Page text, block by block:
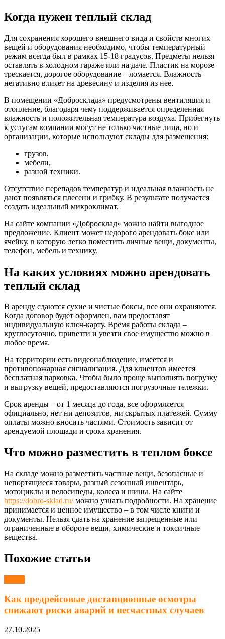
Когда нужен теплый склад
Для сохранения хорошего внешнего вида и свойств многих
вещей и оборудования необходимо, чтобы температурный
режим всегда был в рамках 15-18 градусов. Предметы нельзя
оставлять в холодном гараже или на даче. Пластик на морозе
трескается, дорогое оборудование – ломается. Влажность
негативно влияет на древесину и изделия из нее.
В помещении «Добросклада» предусмотрены вентиляция и
отопление, благодаря чему поддерживается определенная
влажность и положительная температура воздуха. Прибегнуть
к услугам компании могут не только частные лица, но и
организации, которые используют склады для размещения:
грузов,
мебели,
разной техники.
Отсутствие перепадов температур и идеальная влажность не
дают появляться плесени и грибку. В результате получается
создать идеальный микроклимат.
На сайте компании «Добросклад» можно найти выгодное
предложение. Клиент может недорого арендовать бокс или
ячейку, в которую легко поместить личные вещи, документы,
телефон, мебель и технику.
На каких условиях можно арендовать
теплый склад
В аренду сдаются сухие и чистые боксы, все они охраняются.
Когда договор будет оформлен, вам предоставят
индивидуальную ключ-карту. Время работы склада –
круглосуточно, привезти и увезти свое имущество можно в
любое время.
На территории есть видеонаблюдение, имеется и
противопожарная сигнализация. Для клиентов имеется
бесплатная парковка. Чтобы было проще выполнять погрузку
и выгрузку вещей, предоставляются погрузочные тележки.
Срок аренды – от 1 месяца до года, все оформляется
официально, нет ни депозитов, ни скрытых платежей. Сумму
оплаты можно вносить частями. Стоимость зависит от
арендуемой площади и срока хранения.
Что можно разместить в теплом боксе
На складе можно разместить частные вещи, безопасные и
непортящиеся товары, разный сезонный инвентарь,
мотоциклы и велосипеды, колеса и шины. На сайте
https://dobro-sklad.ru/можно узнать подробности. На хранение
принимается и ценное имущество – в том числе книги и
документы. Нельзя сдать на хранение запрещенные или
ограниченные в обороте вещи, химические и токсичные
вещества.
Похожие статьи
Как предрейсовые дистанционные осмотры
снижают риски аварий и несчастных случаев
27.10.2025